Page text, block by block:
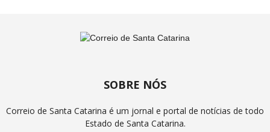
SOBRE NÓS
Correio de Santa Catarina é um jornal e portal de notícias de todo
Estado de Santa Catarina.